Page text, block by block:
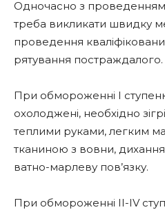
Одночасно з проведенням
треба викликати швидку
проведення
рятування постраждалого.
При обмороженні І
охолоджені, необхідно
теплими руками, легким
тканиною з вовни,
ватно-марлеву пов’язку.
При обмороженні II-IV